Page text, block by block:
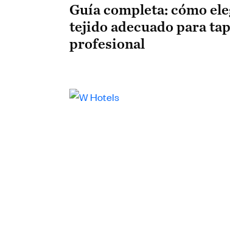
Guía completa: cómo
tejido adecuado para
profesional